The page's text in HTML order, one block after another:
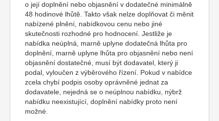
o její doplnění nebo objasnění v dodatečné minimálně
48 hodinové lhůtě. Takto však nelze doplňovat či měnit
nabízené plnění, nabídkovou cenu nebo jiné
skutečnosti rozhodné pro hodnocení. Jestliže je
nabídka neúplná, marně uplyne dodatečná lhůta pro
doplnění, marně uplyne lhůta pro objasnění nebo není
objasnění dostatečné, musí být dodavatel, který ji
podal, vyloučen z výběrového řízení. Pokud v nabídce
zcela chybí podpis osoby oprávněné jednat za
dodavatele, nejedná se o neúplnou nabídku, nýbrž
nabídku neexistující, doplnění nabídky proto není
možné.